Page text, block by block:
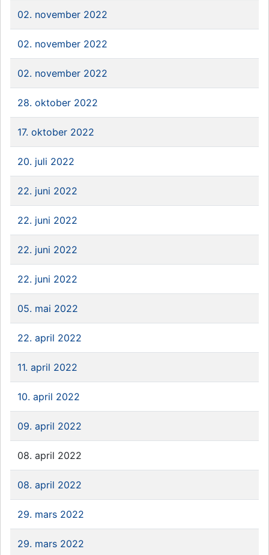
02. november 2022
02. november 2022
02. november 2022
28. oktober 2022
17. oktober 2022
20. juli 2022
22. juni 2022
22. juni 2022
22. juni 2022
22. juni 2022
05. mai 2022
22. april 2022
11. april 2022
10. april 2022
09. april 2022
08. april 2022
08. april 2022
29. mars 2022
29. mars 2022